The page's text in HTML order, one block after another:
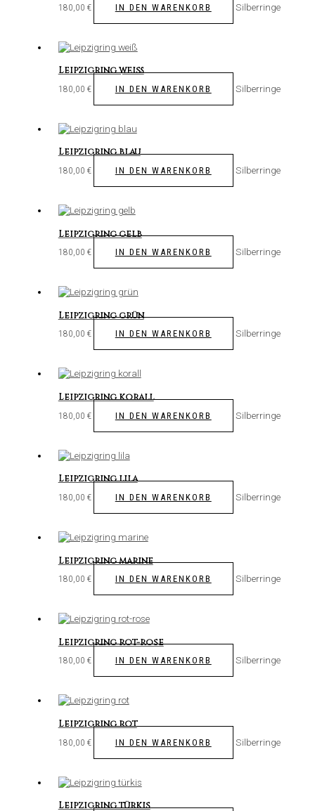
180,00 € IN DEN WARENKORB Silberringe
Leipzigring weiß
180,00 € IN DEN WARENKORB Silberringe
Leipzigring blau
180,00 € IN DEN WARENKORB Silberringe
Leipzigring gelb
180,00 € IN DEN WARENKORB Silberringe
Leipzigring grün
180,00 € IN DEN WARENKORB Silberringe
Leipzigring korall
180,00 € IN DEN WARENKORB Silberringe
Leipzigring lila
180,00 € IN DEN WARENKORB Silberringe
Leipzigring marine
180,00 € IN DEN WARENKORB Silberringe
Leipzigring rot-rose
180,00 € IN DEN WARENKORB Silberringe
Leipzigring rot
180,00 € IN DEN WARENKORB Silberringe
Leipzigring türkis